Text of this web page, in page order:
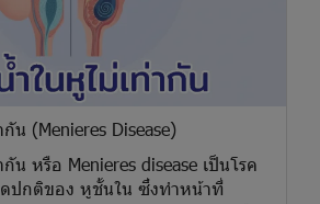
น (Menieres Disease)
น หรือ Menieres disease เป็นโรค
ปกติของ หูชั้นใน ซึ่งทำหน้าที่